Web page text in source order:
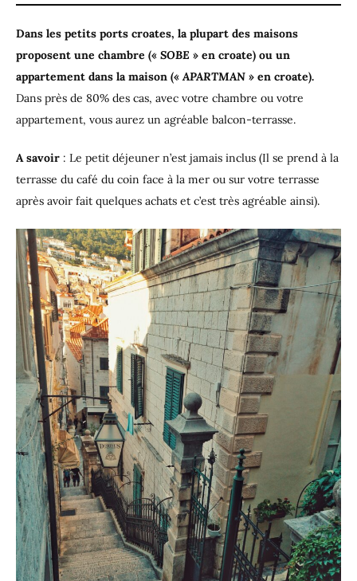
Dans les petits ports croates, la plupart des maisons
proposent une chambre (« SOBE » en croate) ou un
appartement dans la maison («APARTMAN » en croate).
Dans près de 80% des cas, avec votre chambre ou votre
appartement, vous aurez un agréable balcon-terrasse.
A savoir : Le petit déjeuner n’est jamais inclus (Il se prend à la
terrasse du café du coin face à la mer ou sur votre terrasse
après avoir fait quelques achats et c’est très agréable ainsi).